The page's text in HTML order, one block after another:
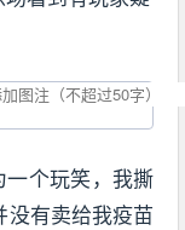
个玩笑，我撕
没有卖给我疫苗